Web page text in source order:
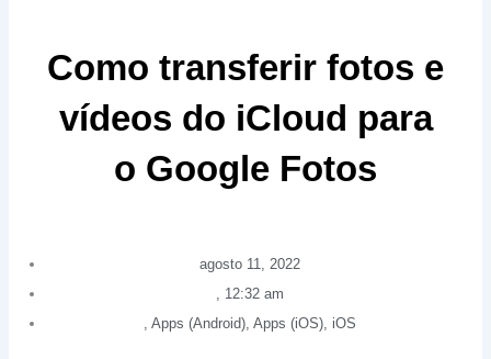
Como transferir fotos e
vídeos do iCloud para
o Google Fotos
agosto 11, 2022
, 12:32 am
, Apps (Android), Apps (iOS), iOS